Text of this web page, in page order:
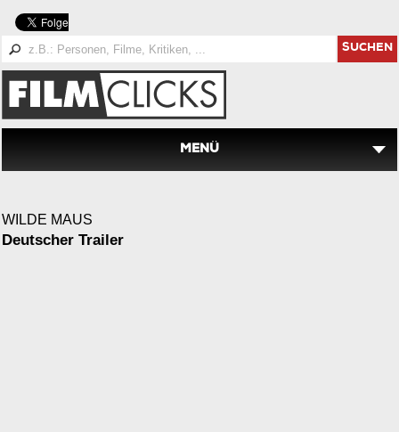
SUCHEN
MENÜ
WILDE MAUS
Deutscher Trailer